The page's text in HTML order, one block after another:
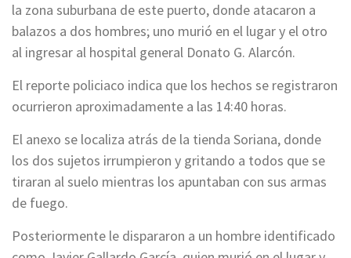
la zona suburbana de este puerto, donde atacaron a
balazos a dos hombres; uno murió en el lugar y el otro
al ingresar al hospital general Donato G. Alarcón.
El reporte policiaco indica que los hechos se registraron
ocurrieron aproximadamente a las 14:40 horas.
El anexo se localiza atrás de la tienda Soriana, donde
los dos sujetos irrumpieron y gritando a todos que se
tiraran al suelo mientras los apuntaban con sus armas
de fuego.
Posteriormente le dispararon a un hombre identificado